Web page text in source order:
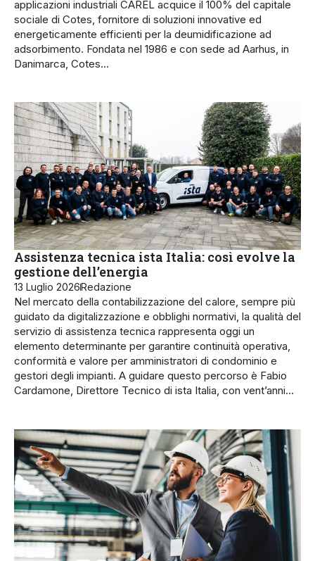
applicazioni industriali CAREL acquice il 100% del capitale
sociale di Cotes, fornitore di soluzioni innovative ed
energeticamente efficienti per la deumidificazione ad
adsorbimento. Fondata nel 1986 e con sede ad Aarhus, in
Danimarca, Cotes…
Assistenza tecnica ista Italia: così evolve la
gestione dell’energia
13 Luglio 2026 Redazione
Nel mercato della contabilizzazione del calore, sempre più
guidato da digitalizzazione e obblighi normativi, la qualità del
servizio di assistenza tecnica rappresenta oggi un
elemento determinante per garantire continuità operativa,
conformità e valore per amministratori di condominio e
gestori degli impianti. A guidare questo percorso è Fabio
Cardamone, Direttore Tecnico di ista Italia, con vent’anni…